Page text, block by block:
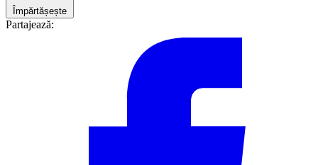
Împărtășește
Partajează: